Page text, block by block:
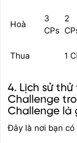
Hoà
3
CPs
2
Thua 1
4. Lịch sử
Challenge
Challenge là
Đây là nơi bạn có